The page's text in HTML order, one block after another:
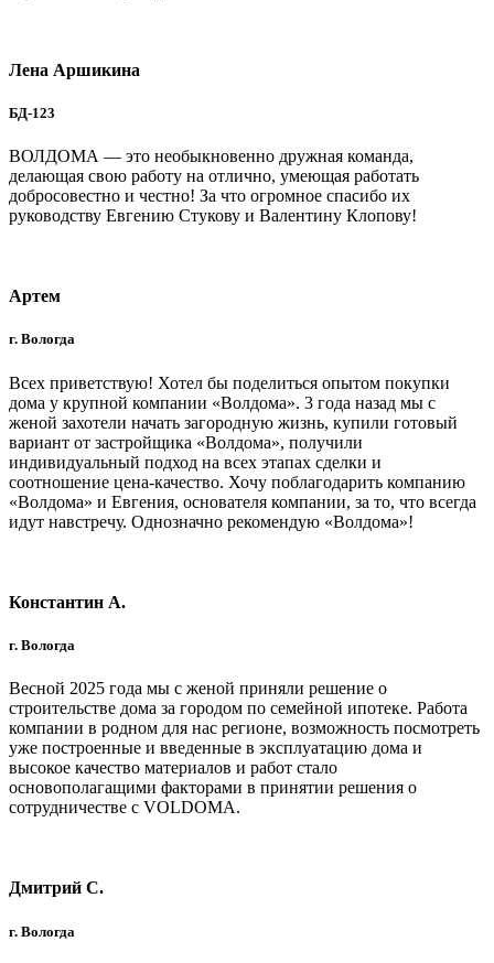
Лена Аршикина
БД-123
ВОЛДОМА — это необыкновенно дружная команда,
делающая свою работу на отлично, умеющая работать
добросовестно и честно! За что огромное спасибо их
руководству Евгению Стукову и Валентину Клопову!
Артем
г. Вологда
Всех приветствую! Хотел бы поделиться опытом покупки
дома у крупной компании «Волдома». 3 года назад мы с
женой захотели начать загородную жизнь, купили готовый
вариант от застройщика «Волдома», получили
индивидуальный подход на всех этапах сделки и
соотношение цена-качество. Хочу поблагодарить компанию
«Волдома» и Евгения, основателя компании, за то, что всегда
идут навстречу. Однозначно рекомендую «Волдома»!
Константин А.
г. Вологда
Весной 2025 года мы с женой приняли решение о
строительстве дома за городом по семейной ипотеке. Работа
компании в родном для нас регионе, возможность посмотреть
уже построенные и введенные в эксплуатацию дома и
высокое качество материалов и работ стало
основополагащими факторами в принятии решения о
сотрудничестве с VOLDOMA.
Дмитрий С.
г. Вологда